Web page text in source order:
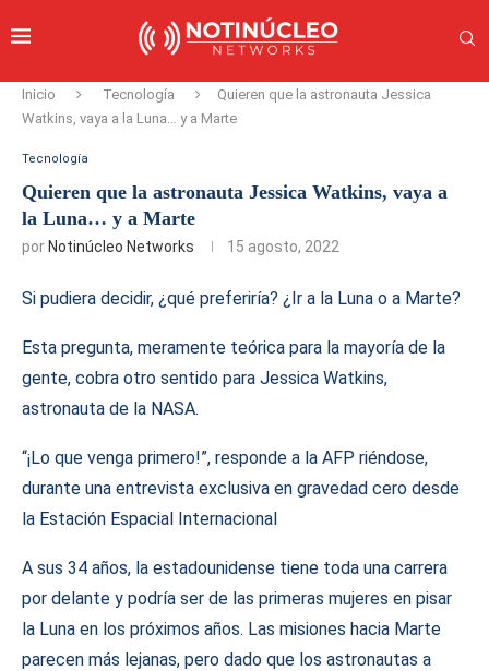
Inicio Tecnología
Quieren que la astronauta Jessica
Watkins, vaya a la Luna… y a Marte
Tecnología
Quieren que la astronauta Jessica Watkins, vaya a
la Luna… y a Marte
por Notinúcleo Networks 15 agosto, 2022
Si pudiera decidir, ¿qué preferiría? ¿Ir a la Luna o a Marte?
Esta pregunta, meramente teórica para la mayoría de la
gente, cobra otro sentido para Jessica Watkins,
astronauta de la NASA.
“¡Lo que venga primero!”, responde a la AFP riéndose,
durante una entrevista exclusiva en gravedad cero desde
la Estación Espacial Internacional
A sus 34 años, la estadounidense tiene toda una carrera
por delante y podría ser de las primeras mujeres en pisar
la Luna en los próximos años. Las misiones hacia Marte
parecen más lejanas, pero dado que los astronautas a